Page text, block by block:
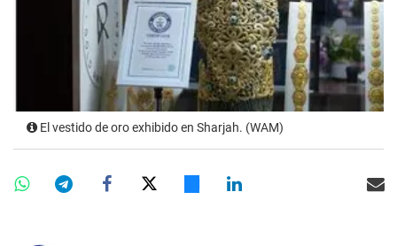
El vestido de oro exhibido en Sharjah. (WAM)